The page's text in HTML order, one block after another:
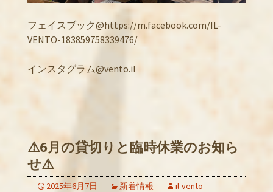
フェイスブック@https://m.facebook.com/IL-
VENTO-183859758339476/
インスタグラム@vento.il
⚠️6月の貸切りと臨時休業のお知ら
せ⚠️
2025年6月7日 新着情報 il-vento